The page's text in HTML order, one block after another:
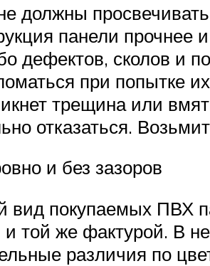
должны
панели прочнее
дефектов, сколов и
при попытке
трещина или
отказаться.
и без зазоров
покупаемых ПВХ
той же фактурой. В
различия по